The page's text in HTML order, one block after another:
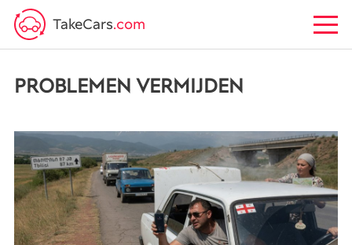
TakeCars.com
PROBLEMEN VERMIJDEN